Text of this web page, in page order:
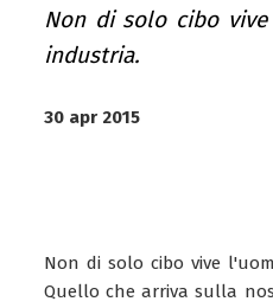
Non di solo cibo
industria.
30 apr 2015
Non di solo cibo vive
Quello che arriva sulla